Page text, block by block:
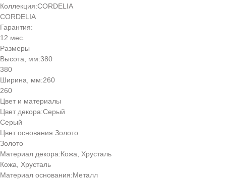
Коллекция:CORDELIA
CORDELIA
Гарантия:
12 мес.
Размеры
Высота, мм:380
380
Ширина, мм:260
260
Цвет и материалы
Цвет декора:Серый
Серый
Цвет основания:Золото
Золото
Материал декора:Кожа, Хрусталь
Кожа, Хрусталь
Материал основания:Металл